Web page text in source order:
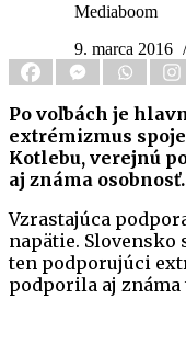
Mediaboom
9. marca 2016
Po voľbách je
extrémizmus
Kotlebu, verejnú
aj známa osobnosť.
Vzrastajúca
napätie. Slovensko
ten podporujúci
podporila aj známa